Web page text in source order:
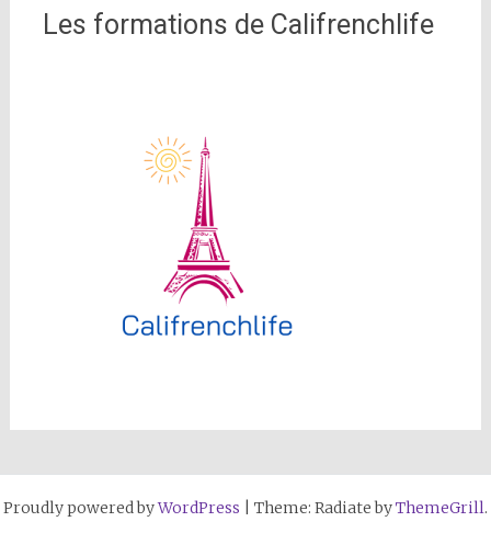
Les formations de Califrenchlife
Proudly powered byWordPress Theme: Radiate byThemeGrill.